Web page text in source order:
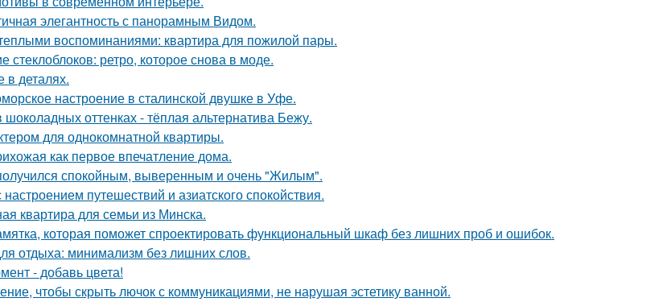
элегантность с панорамным Видом.
воспоминаниями: квартира для пожилой пары.
стеклоблоков: ретро, которое снова в моде.
в деталях.
настроение в сталинской двушке в Уфе.
шоколадных оттенках - тёплая альтернатива Бежу.
для однокомнатной квартиры.
как первое впечатление дома.
спокойным, выверенным и очень "Жилым".
путешествий и азиатского спокойствия.
квартира для семьи из Минска.
которая поможет спроектировать функциональный шкаф без лишних проб и ошибок.
отдыха: минимализм без лишних слов.
- добавь цвета!
чтобы скрыть лючок с коммуникациями, не нарушая эстетику ванной.